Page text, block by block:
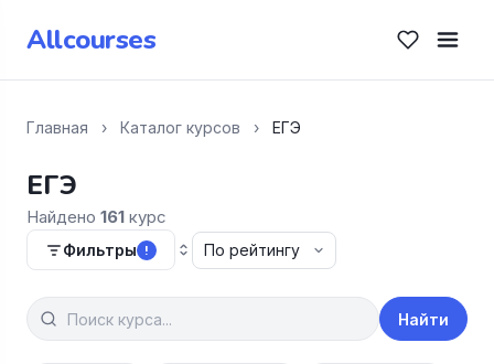
Allcourses
Главная › Каталог курсов › ЕГЭ
ЕГЭ
Найдено 161 курс
Фильтры !
Найти